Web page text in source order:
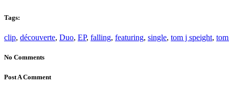
Tags:
clip, découverte, Duo, EP, falling, featuring, single, tom j speight,
No Comments
Post A Comment